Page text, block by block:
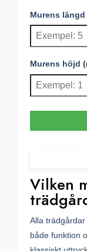
Murens längd
Murens höjd
Vilken
Alla
både funktion